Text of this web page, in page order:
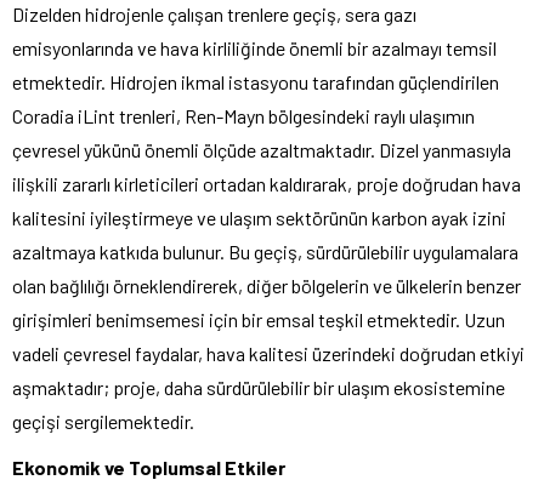
Dizelden hidrojenle çalışan trenlere geçiş, sera gazı
emisyonlarında ve hava kirliliğinde önemli bir azalmayı temsil
etmektedir. Hidrojen ikmal istasyonu tarafından güçlendirilen
Coradia iLint trenleri, Ren-Mayn bölgesindeki raylı ulaşımın
çevresel yükünü önemli ölçüde azaltmaktadır. Dizel yanmasıyla
ilişkili zararlı kirleticileri ortadan kaldırarak, proje doğrudan hava
kalitesini iyileştirmeye ve ulaşım sektörünün karbon ayak izini
azaltmaya katkıda bulunur. Bu geçiş, sürdürülebilir uygulamalara
olan bağlılığı örneklendirerek, diğer bölgelerin ve ülkelerin benzer
girişimleri benimsemesi için bir emsal teşkil etmektedir. Uzun
vadeli çevresel faydalar, hava kalitesi üzerindeki doğrudan etkiyi
aşmaktadır; proje, daha sürdürülebilir bir ulaşım ekosistemine
geçişi sergilemektedir.
Ekonomik ve Toplumsal Etkiler